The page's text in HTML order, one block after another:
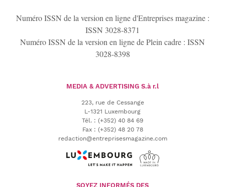
Numéro ISSN de la version en ligne d'Entreprises magazine :
ISSN 3028-8371
Numéro ISSN de la version en ligne de Plein cadre : ISSN
3028-8398
MEDIA & ADVERTISING S.à r.l
223, rue de Cessange
L-1321 Luxembourg
Tél. : (+352) 40 84 69
Fax : (+352) 48 20 78
redaction@entreprisesmagazine.com
SOYEZ INFORMÉS DES